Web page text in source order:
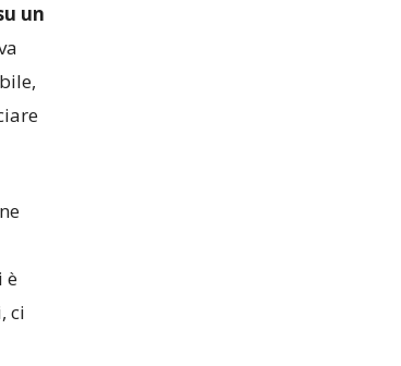
un
è
ci